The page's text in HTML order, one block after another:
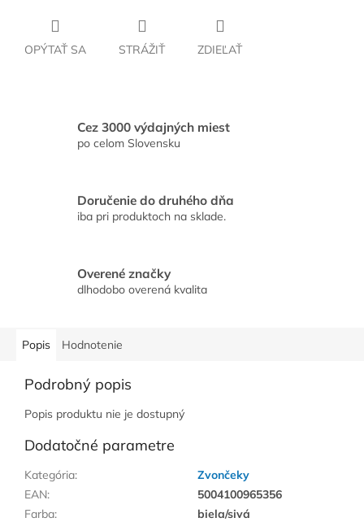
OPÝTAŤ SA STRÁŽIŤ ZDIEĽAŤ
Cez 3000 výdajných miest
po celom Slovensku
Doručenie do druhého dňa
iba pri produktoch na sklade.
Overené značky
dlhodobo overená kvalita
Popis Hodnotenie
Podrobný popis
Popis produktu nie je dostupný
Dodatočné parametre
Kategória:
Zvončeky
EAN:
5004100965356
Farba:
biela/sivá